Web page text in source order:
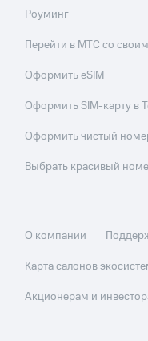
Роуминг
Перейти в МТС со
Оформить eSIM
Оформить SIM-карту в
Оформить чистый
Выбрать красивый
О компании
Карта салонов
Акционерам и